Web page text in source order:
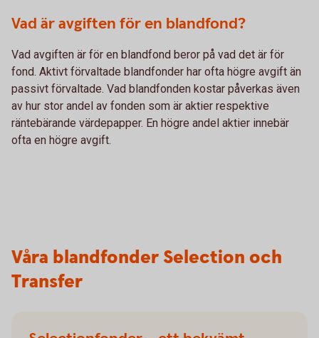
Vad är avgiften för en blandfond?
Vad avgiften är för en blandfond beror på vad det är för
fond. Aktivt förvaltade blandfonder har ofta högre avgift än
passivt förvaltade. Vad blandfonden kostar påverkas även
av hur stor andel av fonden som är aktier respektive
räntebärande värdepapper. En högre andel aktier innebär
ofta en högre avgift.
Våra blandfonder Selection och
Transfer